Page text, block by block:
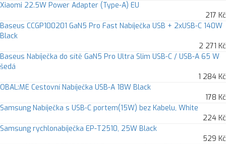
Xiaomi 22.5W Power Adapter (Type-A) EU
217 Kč
Baseus CCGP100201 GaN5 Pro Fast Nabíječka USB + 2xUSB-C 140W
Black
2 271 Kč
Baseus Nabíječka do sítě GaN5 Pro Ultra Slim USB-C / USB-A 65 W
šedá
1 284 Kč
OBAL:ME Cestovní Nabíječka USB-A 18W Black
178 Kč
Samsung Nabíječka s USB-C portem(15W) bez Kabelu, White
224 Kč
Samsung rychlonabíječka EP-T2510, 25W Black
529 Kč